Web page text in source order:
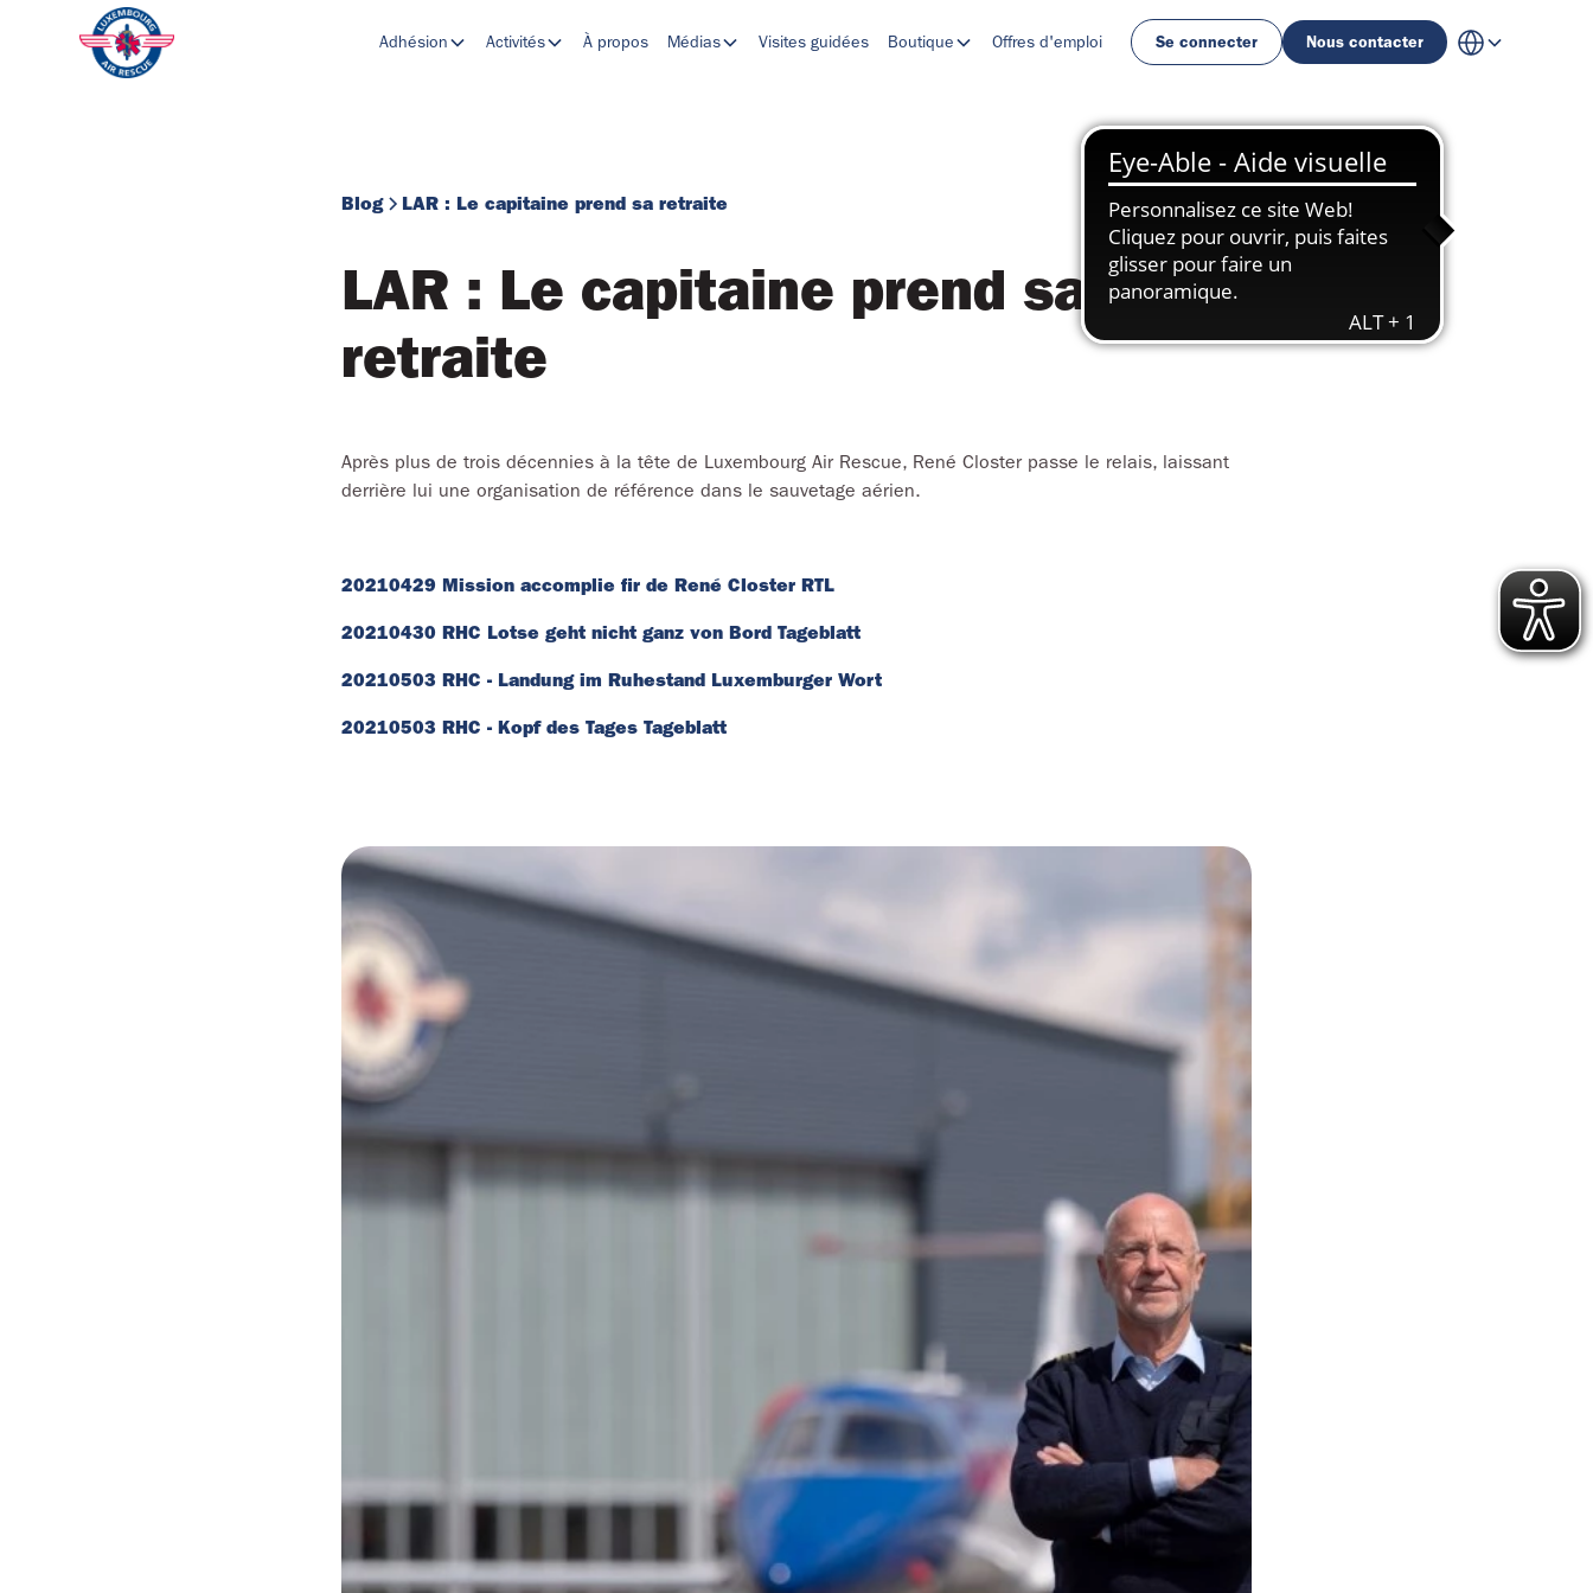
Adhésion Activités À propos Médias Visites guidées Boutique Offres d'emploi Se connecter Nous contacter
Blog LAR : Le capitaine prend sa retraite
LAR : Le capitaine prend sa
retraite
Après plus de trois décennies à la tête de Luxembourg Air Rescue, René Closter passe le relais, laissant
derrière lui une organisation de référence dans le sauvetage aérien.
20210429 Mission accomplie fir de René Closter RTL
20210430 RHC Lotse geht nicht ganz von Bord Tageblatt
20210503 RHC - Landung im Ruhestand Luxemburger Wort
20210503 RHC - Kopf des Tages Tageblatt